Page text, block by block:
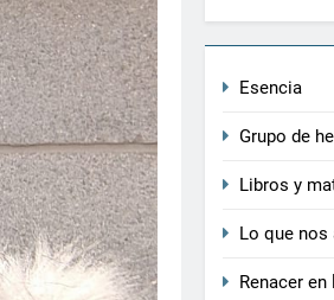
Esencia
Grupo de
Libros y
Lo que nos
Renacer